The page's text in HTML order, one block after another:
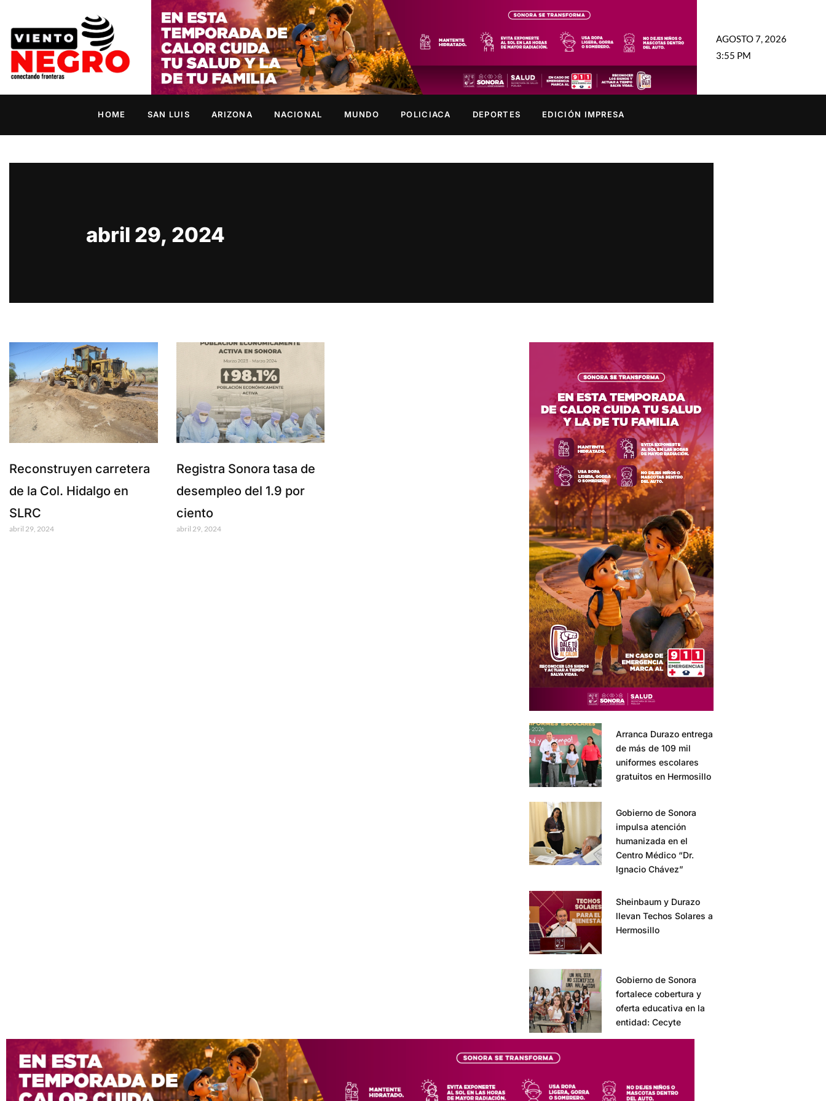
AGOSTO 7, 2026
3:55 PM
HOME SAN LUIS ARIZONA NACIONAL MUNDO POLICIACA DEPORTES EDICIÓN IMPRESA
abril 29, 2024
Reconstruyen carretera
de la Col. Hidalgo en
SLRC
abril 29, 2024
Registra Sonora tasa de
desempleo del 1.9 por
ciento
abril 29, 2024
Arranca Durazo entrega
de más de 109 mil
uniformes escolares
gratuitos en Hermosillo
Gobierno de Sonora
impulsa atención
humanizada en el
Centro Médico “Dr.
Ignacio Chávez”
Sheinbaum y Durazo
llevan Techos Solares a
Hermosillo
Gobierno de Sonora
fortalece cobertura y
oferta educativa en la
entidad: Cecyte